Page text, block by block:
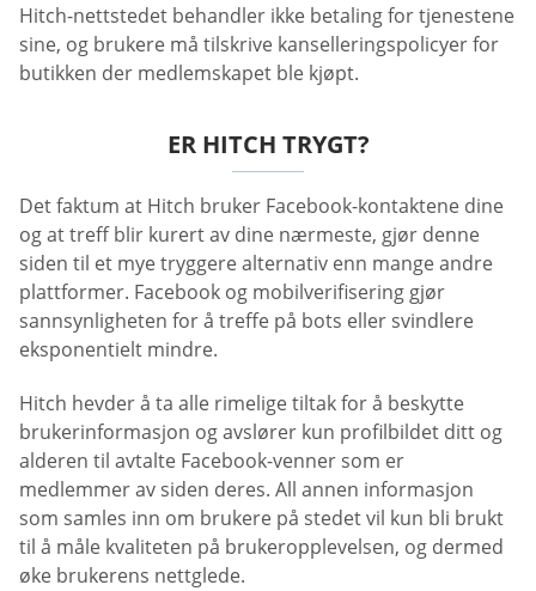
Hitch-nettstedet behandler ikke betaling for tjenestene
sine, og brukere må tilskrive kanselleringspolicyer for
butikken der medlemskapet ble kjøpt.
ER HITCH TRYGT?
Det faktum at Hitch bruker Facebook-kontaktene dine
og at treff blir kurert av dine nærmeste, gjør denne
siden til et mye tryggere alternativ enn mange andre
plattformer. Facebook og mobilverifisering gjør
sannsynligheten for å treffe på bots eller svindlere
eksponentielt mindre.
Hitch hevder å ta alle rimelige tiltak for å beskytte
brukerinformasjon og avslører kun profilbildet ditt og
alderen til avtalte Facebook-venner som er
medlemmer av siden deres. All annen informasjon
som samles inn om brukere på stedet vil kun bli brukt
til å måle kvaliteten på brukeropplevelsen, og dermed
øke brukerens nettglede.